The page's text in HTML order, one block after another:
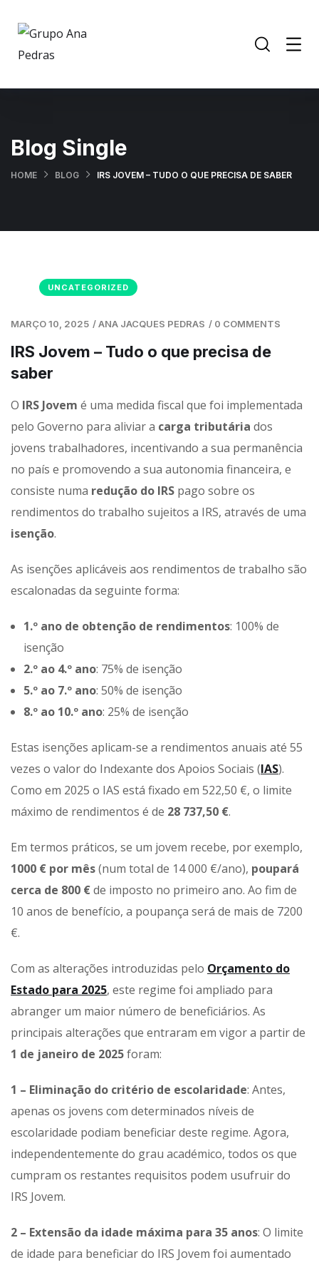
Blog Single
HOME BLOG IRS JOVEM – TUDO O QUE PRECISA DE SABER
UNCATEGORIZED
MARÇO 10, 2025 /ANA JACQUES PEDRAS / 0 COMMENTS
IRS Jovem – Tudo o que precisa de
saber
O IRS Jovem é uma medida fiscal que foi implementada
pelo Governo para aliviar a carga tributária dos
jovens trabalhadores, incentivando a sua permanência
no país e promovendo a sua autonomia financeira, e
consiste numa redução do IRS pago sobre os
rendimentos do trabalho sujeitos a IRS, através de uma
isenção.
As isenções aplicáveis aos rendimentos de trabalho são
escalonadas da seguinte forma:
1.º ano de obtenção de rendimentos: 100% de
isenção
2.º ao 4.º ano: 75% de isenção
5.º ao 7.º ano: 50% de isenção
8.º ao 10.º ano: 25% de isenção
Estas isenções aplicam-se a rendimentos anuais até 55
vezes o valor do Indexante dos Apoios Sociais (IAS).
Como em 2025 o IAS está fixado em 522,50 €, o limite
máximo de rendimentos é de 28 737,50 €.
Em termos práticos, se um jovem recebe, por exemplo,
1000 € por mês(num total de 14 000 €/ano), poupará
cerca de 800 €de imposto no primeiro ano. Ao fim de
10 anos de benefício, a poupança será de mais de 7200
€.
Com as alterações introduzidas pelo Orçamento do
Estado para 2025, este regime foi ampliado para
abranger um maior número de beneficiários. As
principais alterações que entraram em vigor a partir de
1 de janeiro de 2025foram:
1 – Eliminação do critério de escolaridade: Antes,
apenas os jovens com determinados níveis de
escolaridade podiam beneficiar deste regime. Agora,
independentemente do grau académico, todos os que
cumpram os restantes requisitos podem usufruir do
IRS Jovem.
2 – Extensão da idade máxima para 35 anos: O limite
de idade para beneficiar do IRS Jovem foi aumentado